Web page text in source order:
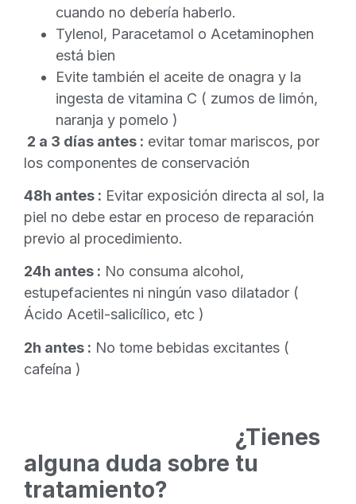
cuando no debería haberlo.
Tylenol, Paracetamol o Acetaminophen
está bien
Evite también el aceite de onagra y la
ingesta de vitamina C ( zumos de limón,
naranja y pomelo )
2 a 3 días antes : evitar tomar mariscos, por
los componentes de conservación
48h antes : Evitar exposición directa al sol, la
piel no debe estar en proceso de reparación
previo al procedimiento.
24h antes : No consuma alcohol,
estupefacientes ni ningún vaso dilatador (
Ácido Acetil-salicílico, etc )
2h antes : No tome bebidas excitantes (
cafeína )
¿Tienes
alguna duda sobre tu
tratamiento?